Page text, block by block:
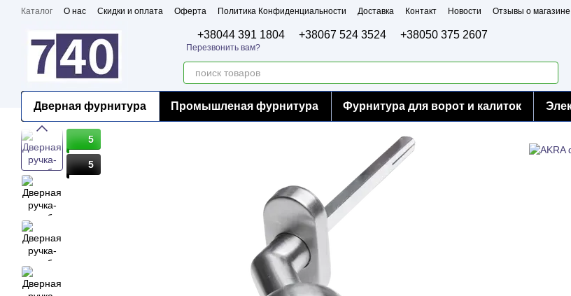
Перейти к основному контенту
Каталог О нас Скидки и оплата Оферта Политика Конфиденциальности Доставка Контакт Новости Отзывы о магазине
+38044 391 1804 +38067 524 3524 +38050 375 2607
Перезвонить вам?
Дверная фурнитура Промышленая фурнитура Фурнитура для ворот и калиток
5
5